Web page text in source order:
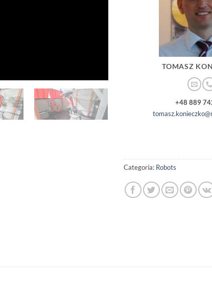
TOMASZ
+48 889
Categoría: Robots